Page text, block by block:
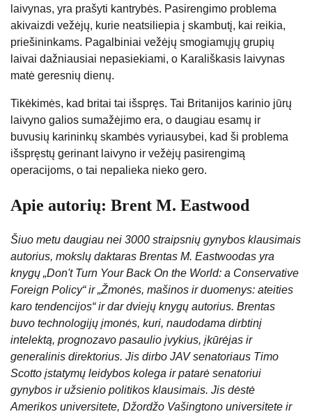
laivynas, yra prašyti kantrybės. Pasirengimo problema
akivaizdi vežėjų, kurie neatsiliepia į skambutį, kai reikia,
priešininkams. Pagalbiniai vežėjų smogiamųjų grupių
laivai dažniausiai nepasiekiami, o Karališkasis laivynas
matė geresnių dienų.
Tikėkimės, kad britai tai išspręs. Tai Britanijos karinio jūrų
laivyno galios sumažėjimo era, o daugiau esamų ir
buvusių karininkų skambės vyriausybei, kad ši problema
išspręstų gerinant laivyno ir vežėjų pasirengimą
operacijoms, o tai nepalieka nieko gero.
Apie autorių: Brent M. Eastwood
Šiuo metu daugiau nei 3000 straipsnių gynybos klausimais
autorius, mokslų daktaras Brentas M. Eastwoodas yra
knygų „Don't Turn Your Back On the World: a Conservative
Foreign Policy“ ir „Žmonės, mašinos ir duomenys: ateities
karo tendencijos“ ir dar dviejų knygų autorius. Brentas
buvo technologijų įmonės, kuri, naudodama dirbtinį
intelektą, prognozavo pasaulio įvykius, įkūrėjas ir
generalinis direktorius. Jis dirbo JAV senatoriaus Timo
Scotto įstatymų leidybos kolega ir patarė senatoriui
gynybos ir užsienio politikos klausimais. Jis dėstė
Amerikos universitete, Džordžo Vašingtono universitete ir